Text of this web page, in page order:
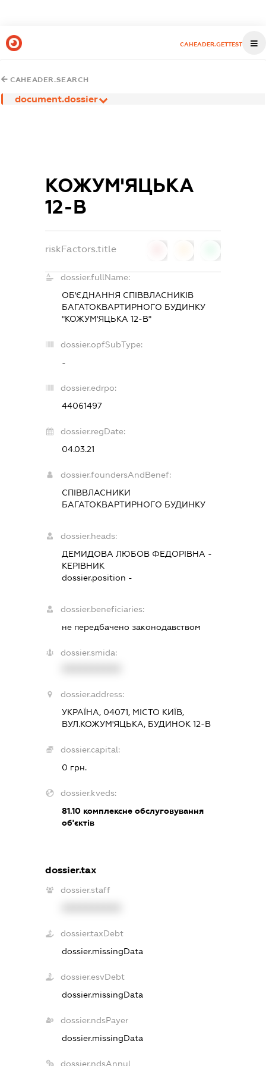
CAHEADER.GETTEST
CAHEADER.SEARCH
document.dossier
КОЖУМ'ЯЦЬКА
12-В
riskFactors.title
dossier.fullName:
ОБ'ЄДНАННЯ СПІВВЛАСНИКІВ
БАГАТОКВАРТИРНОГО БУДИНКУ
"КОЖУМ'ЯЦЬКА 12-В"
dossier.opfSubType:
-
dossier.edrpo:
44061497
dossier.regDate:
04.03.21
dossier.foundersAndBenef:
СПІВВЛАСНИКИ
БАГАТОКВАРТИРНОГО БУДИНКУ
dossier.heads:
ДЕМИДОВА ЛЮБОВ ФЕДОРІВНА -
КЕРІВНИК
dossier.position -
dossier.beneficiaries:
не передбачено законодавством
dossier.smida:
dossier.address:
УКРАЇНА, 04071, МІСТО КИЇВ,
ВУЛ.КОЖУМ'ЯЦЬКА, БУДИНОК 12-В
dossier.capital:
0 грн.
dossier.kveds:
81.10 комплексне обслуговування
об'єктів
dossier.tax
dossier.staff
dossier.taxDebt
dossier.missingData
dossier.esvDebt
dossier.missingData
dossier.ndsPayer
dossier.missingData
dossier.ndsAnnul